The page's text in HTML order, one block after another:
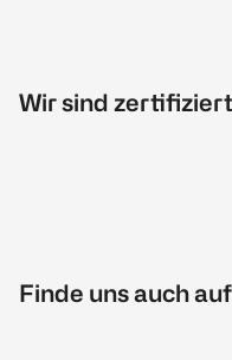
Wir sind zertifiziert
Finde uns auch auf